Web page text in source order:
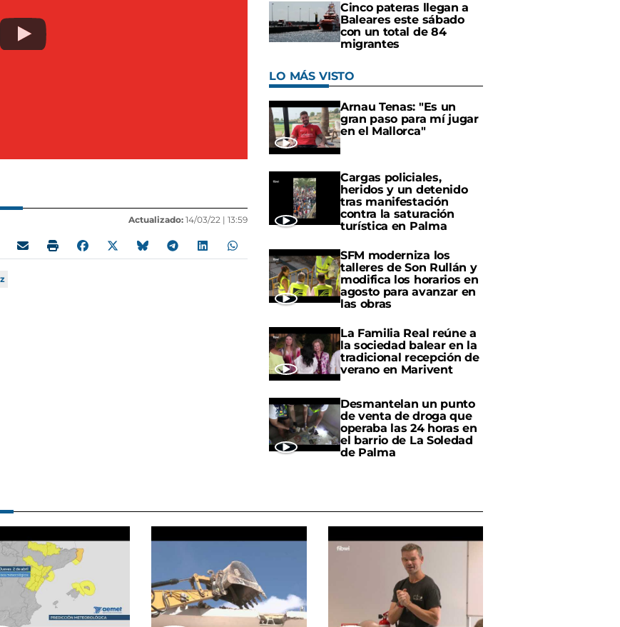
Actualizado: 14/03/22 | 13:59
Cinco pateras llegan a
Baleares este sábado
con un total de 84
migrantes
LO MÁS VISTO
Arnau Tenas: "Es un
gran paso para mí jugar
en el Mallorca"
Cargas policiales,
heridos y un detenido
tras manifestación
contra la saturación
turística en Palma
SFM moderniza los
talleres de Son Rullán y
modifica los horarios en
agosto para avanzar en
las obras
La Familia Real reúne a
la sociedad balear en la
tradicional recepción de
verano en Marivent
Desmantelan un punto
de venta de droga que
operaba las 24 horas en
el barrio de La Soledad
de Palma